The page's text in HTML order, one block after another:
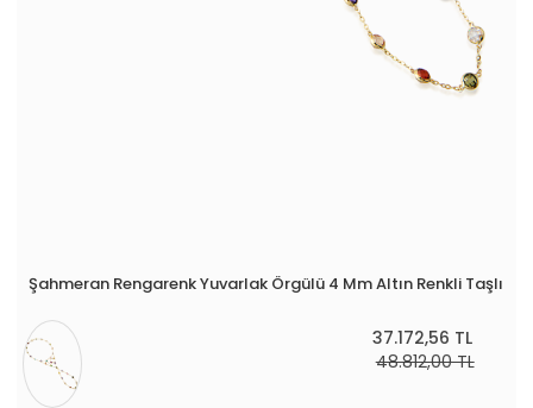
Şahmeran Rengarenk Yuvarlak Örgülü 4 Mm Altın Renkli Taşlı
37.172,56 TL
48.812,00 TL